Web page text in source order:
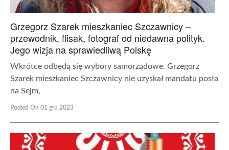
Grzegorz Szarek mieszkaniec Szczawnicy –
przewodnik, flisak, fotograf od niedawna polityk.
Jego wizja na sprawiedliwą Polskę
Wkrótce odbędą się wybory samorządowe. Grzegorz
Szarek mieszkaniec Szczawnicy nie uzyskał mandatu posła
na Sejm,
Posted On 01 gru 2023